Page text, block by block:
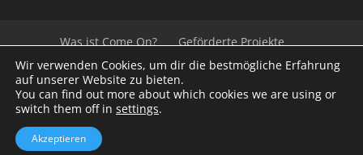
Was ist Come On?
Geförderte Projekte
Der Beirat
Impressum/Datenschutz
Links
Presse
© 2020Kulturvernetzung Niederösterreich
Wir verwenden Cookies, um dir die bestmögliche Erfahrung
auf unserer Website zu bieten.
You can find out more about which cookies we are using or
switch them off in settings.
Akzeptieren